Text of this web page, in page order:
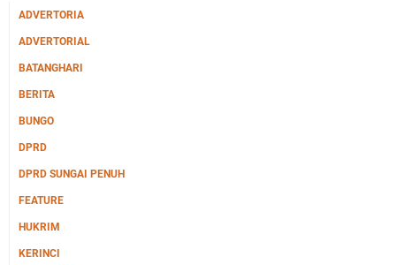
ADVERTORIA
ADVERTORIAL
BATANGHARI
BERITA
BUNGO
DPRD
DPRD SUNGAI PENUH
FEATURE
HUKRIM
KERINCI